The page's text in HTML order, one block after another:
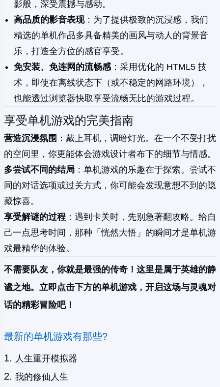
影般，深受震撼与感动。
高品质的影音表现：为了提供极致的沉浸感，我们
精选的单机作品多具备精美的画风与动人的背景音
乐，打造全方位的感官享受。
免安装、免连网的流畅感：采用优化的 HTML5 技
术，即使在离线状态下（或不稳定的网路环境），
也能透过浏览器快取享受流畅无比的游戏过程。
享受单机游戏的完美指南
营造沉浸氛围 ：戴上耳机，调暗灯光。在一个不受打扰
的空间里，你更能体会游戏设计者布下的细节与情感。
多尝试不同的结局 ：单机游戏的乐趣在于探索。尝试不
同的对话选项或过关方式，你可能会发现意想不到的隐
藏惊喜。
享受解谜的过程 ：遇到卡关时，先别急著翻攻略。给自
己一点思考时间，那种「恍然大悟」的瞬间才是单机游
戏最精华的体验。
不需要队友，你就是最强的传奇！这里是属于英雄的静
谧之地。立即点击下方的单机游戏，开启这场与灵魂对
话的精彩冒险吧！
最新的单机游戏有那些?
人生重开模拟器
我的修仙人生